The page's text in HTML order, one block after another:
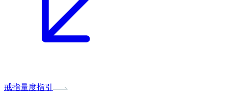
戒指量度指引